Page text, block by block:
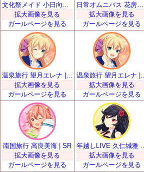
拡大画像を見る
ガールページを見る
日常オムニバス 花房優輝 | SR
拡大画像を見る
ガールページを見る
拡大画像を見る
ガールページを見る
温泉旅行 望月エレナ | SR
拡大画像を見る
ガールページを見る
南国旅行 高良美海 | SR
拡大画像を見る
ガールページを見る
拡大画像を見る
ガールページを見る